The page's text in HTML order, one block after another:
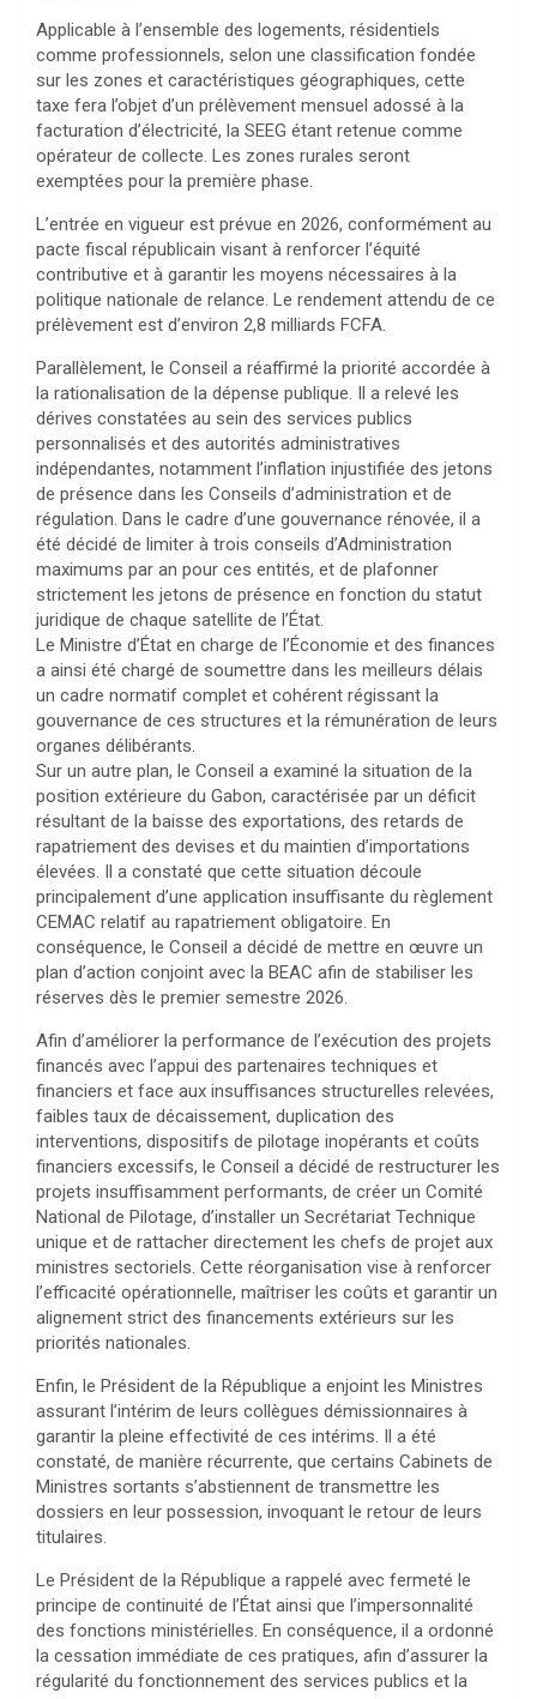
Applicable à l’ensemble des logements, résidentiels
comme professionnels, selon une classification fondée
sur les zones et caractéristiques géographiques, cette
taxe fera l’objet d’un prélèvement mensuel adossé à la
facturation d’électricité, la SEEG étant retenue comme
opérateur de collecte. Les zones rurales seront
exemptées pour la première phase.
L’entrée en vigueur est prévue en 2026, conformément au
pacte fiscal républicain visant à renforcer l’équité
contributive et à garantir les moyens nécessaires à la
politique nationale de relance. Le rendement attendu de ce
prélèvement est d’environ 2,8 milliards FCFA.
Parallèlement, le Conseil a réaffirmé la priorité accordée à
la rationalisation de la dépense publique. Il a relevé les
dérives constatées au sein des services publics
personnalisés et des autorités administratives
indépendantes, notamment l’inflation injustifiée des jetons
de présence dans les Conseils d’administration et de
régulation. Dans le cadre d’une gouvernance rénovée, il a
été décidé de limiter à trois conseils d’Administration
maximums par an pour ces entités, et de plafonner
strictement les jetons de présence en fonction du statut
juridique de chaque satellite de l’État.
Le Ministre d’État en charge de l’Économie et des finances
a ainsi été chargé de soumettre dans les meilleurs délais
un cadre normatif complet et cohérent régissant la
gouvernance de ces structures et la rémunération de leurs
organes délibérants.
Sur un autre plan, le Conseil a examiné la situation de la
position extérieure du Gabon, caractérisée par un déficit
résultant de la baisse des exportations, des retards de
rapatriement des devises et du maintien d’importations
élevées. Il a constaté que cette situation découle
principalement d’une application insuffisante du règlement
CEMAC relatif au rapatriement obligatoire. En
conséquence, le Conseil a décidé de mettre en œuvre un
plan d’action conjoint avec la BEAC afin de stabiliser les
réserves dès le premier semestre 2026.
Afin d’améliorer la performance de l’exécution des projets
financés avec l’appui des partenaires techniques et
financiers et face aux insuffisances structurelles relevées,
faibles taux de décaissement, duplication des
interventions, dispositifs de pilotage inopérants et coûts
financiers excessifs, le Conseil a décidé de restructurer les
projets insuffisamment performants, de créer un Comité
National de Pilotage, d’installer un Secrétariat Technique
unique et de rattacher directement les chefs de projet aux
ministres sectoriels. Cette réorganisation vise à renforcer
l’efficacité opérationnelle, maîtriser les coûts et garantir un
alignement strict des financements extérieurs sur les
priorités nationales.
Enfin, le Président de la République a enjoint les Ministres
assurant l’intérim de leurs collègues démissionnaires à
garantir la pleine effectivité de ces intérims. Il a été
constaté, de manière récurrente, que certains Cabinets de
Ministres sortants s’abstiennent de transmettre les
dossiers en leur possession, invoquant le retour de leurs
titulaires.
Le Président de la République a rappelé avec fermeté le
principe de continuité de l’État ainsi que l’impersonnalité
des fonctions ministérielles. En conséquence, il a ordonné
la cessation immédiate de ces pratiques, afin d’assurer la
régularité du fonctionnement des services publics et la